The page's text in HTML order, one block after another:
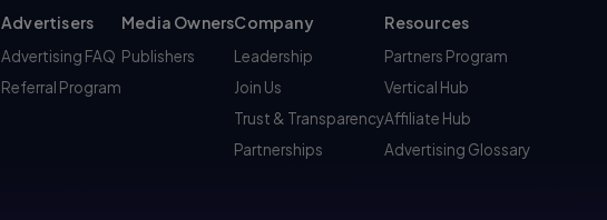
Advertisers
Advertising FAQ
Referral Program
Media Owners
Publishers
Company
Leadership
Join Us
Trust & Transparency
Partnerships
Resources
Partners Program
Vertical Hub
Affiliate Hub
Advertising Glossary